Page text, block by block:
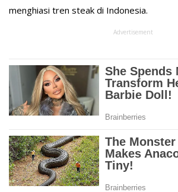
menghiasi tren steak di Indonesia.
Advertisement